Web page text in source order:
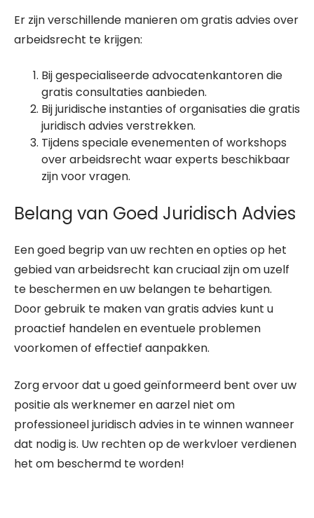
Er zijn verschillende manieren om gratis advies over
arbeidsrecht te krijgen:
Bij gespecialiseerde advocatenkantoren die
gratis consultaties aanbieden.
Bij juridische instanties of organisaties die gratis
juridisch advies verstrekken.
Tijdens speciale evenementen of workshops
over arbeidsrecht waar experts beschikbaar
zijn voor vragen.
Belang van Goed Juridisch Advies
Een goed begrip van uw rechten en opties op het
gebied van arbeidsrecht kan cruciaal zijn om uzelf
te beschermen en uw belangen te behartigen.
Door gebruik te maken van gratis advies kunt u
proactief handelen en eventuele problemen
voorkomen of effectief aanpakken.
Zorg ervoor dat u goed geïnformeerd bent over uw
positie als werknemer en aarzel niet om
professioneel juridisch advies in te winnen wanneer
dat nodig is. Uw rechten op de werkvloer verdienen
het om beschermd te worden!